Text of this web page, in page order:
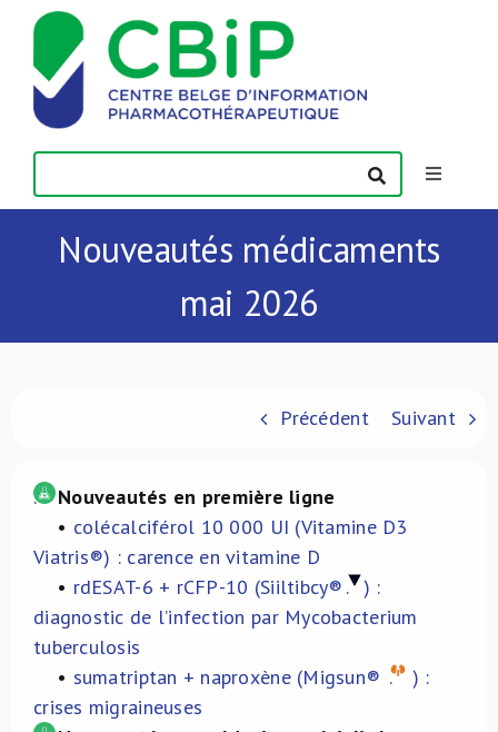
Passer
contenu
Toggle
Actualités
À propos de nous
Nouveautés médicaments
mai 2026
Précédent Suivant
.
Nouveautés en première ligne
• colécalciférol 10 000 UI (Vitamine D3
Viatris®) : carence en vitamine D
• rdESAT-6 + rCFP-10 (Siiltibcy® . ) :
diagnostic de l’infection par Mycobacterium
tuberculosis
• sumatriptan + naproxène (Migsun® .
) :
crises migraineuses